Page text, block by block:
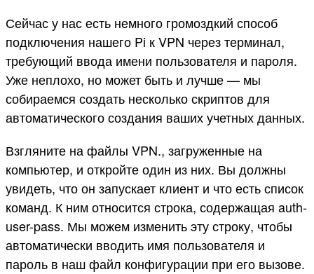
Сейчас у нас есть немного громоздкий способ
подключения нашего Pi к VPN через терминал,
требующий ввода имени пользователя и пароля.
Уже неплохо, но может быть и лучше — мы
собираемся создать несколько скриптов для
автоматического создания ваших учетных данных.
Взгляните на файлы VPN., загруженные на
компьютер, и откройте один из них. Вы должны
увидеть, что он запускает клиент и что есть список
команд. К ним относится строка, содержащая auth-
user-pass. Мы можем изменить эту строку, чтобы
автоматически вводить имя пользователя и
пароль в наш файл конфигурации при его вызове.